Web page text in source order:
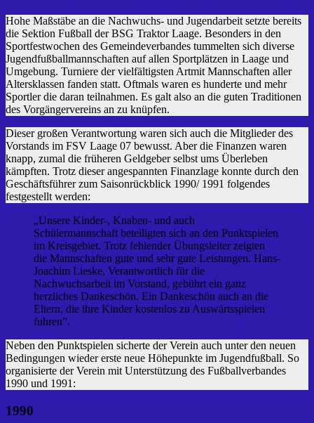
Hohe Maßstäbe an die Nachwuchs- und Jugendarbeit setzte bereits
die Sektion Fußball der BSG Traktor Laage. Besonders in den
Sportfestwochen des Gemeindeverbandes tummelten sich diverse
Jugendfußballmannschaften auf allen Sportplätzen in Laage und
Umgebung. Turniere der vielfältigsten Artmit Mannschaften aller
Altersklassen fanden statt. Oftmals waren es hunderte und mehr
Sportler die daran teilnahmen. Es galt also an die guten Traditionen
des Vorgängervereins an zu knüpfen.
Dieser großen Verantwortung waren sich auch die Mitglieder des
Vorstands im FSV Laage 07 bewusst. Aber die Finanzen waren
knapp, zumal die früheren Geldgeber selbst ums Überleben
kämpften. Trotz dieser angespannten Finanzlage konnte durch den
Geschäftsführer zum Saisonrückblick 1990/ 1991 folgendes
festgestellt werden:
„Unsere Kinder-, Knaben- und auch
Schülermannschaft beteiligten sich an den Punktspielen
im Kreisgebiet. Trotz fehlender Übungsleiter zeigten
die Mannschaften gute und sehr gute Leistungen. Hans-
Joachim Lieske, Verantwortlich für die
Nachwuchsarbeit im Vorstand, gebührt ein ganz
herzliches Dankeschön. Ein Dankeschön auch an die
Eltern, die ihre Kinder kostenlos zu Auswärtsspielen
fuhren”.
Neben den Punktspielen sicherte der Verein auch unter den neuen
Bedingungen wieder erste neue Höhepunkte im Jugendfußball. So
organisierte der Verein mit Unterstützung des Fußballverbandes
1990 und 1991:
1990